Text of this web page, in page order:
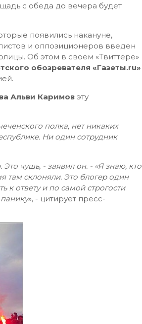
с обеда до вечера будет
появились накануне,
и оппозиционеров введен
Об этом в своем «Твиттере»
обозревателя «Газеты.ru»
Альви Каримов эту
полка, нет никаких
Ни один сотрудник
чушь, - заявил он. - «Я знаю, кто
там склоняли. Это блогер один
к ответу и по самой строгости
», - цитирует пресс-